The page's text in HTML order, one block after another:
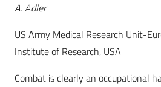
A. Adler
US Army Medical Research Unit-
Institute of Research, USA
Combat is clearly an occupational